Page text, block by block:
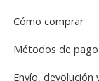
Cómo comprar
Métodos de pago
Envío, devolución